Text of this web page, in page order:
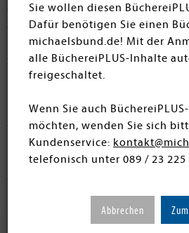
Sie wollen diesen
Dafür benötigen Sie einen
michaelsbund.de! Mit der
alle BüchereiPLUS-Inhalte
freigeschaltet.
Wenn Sie auch
möchten, wenden Sie sich
Kundenservice:
telefonisch unter 089 / 23 225
Abbrechen
Cozy Romance zum Wohlfühlen,
oder sportliche Sport Romance
Eishockeyspielern – hier wird
fündig. Gut zu wissen: Der größte
Romance und Liebesromanen
Ende, während ein klassischer
tragisch enden darf. Außerdem
Liebespaar der Hauptfokus sein
muss festen Mustern (Tropes)
Highlights, von uns